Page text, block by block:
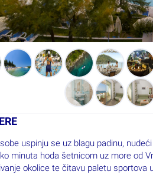
uspinju se uz blagu padinu,
minuta hoda šetnicom uz more od
okolice te čitavu paletu sportova